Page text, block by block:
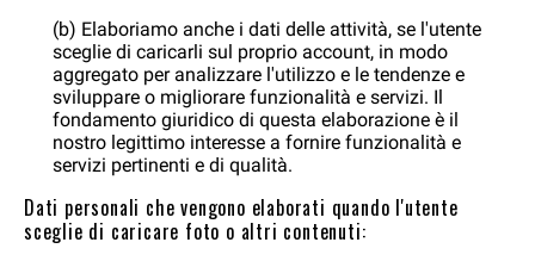
(b) Elaboriamo anche i dati delle attività, se l'utente
sceglie di caricarli sul proprio account, in modo
aggregato per analizzare l'utilizzo e le tendenze e
sviluppare o migliorare funzionalità e servizi. Il
fondamento giuridico di questa elaborazione è il
nostro legittimo interesse a fornire funzionalità e
servizi pertinenti e di qualità.
Dati personali che vengono elaborati quando l'utente
sceglie di caricare foto o altri contenuti: